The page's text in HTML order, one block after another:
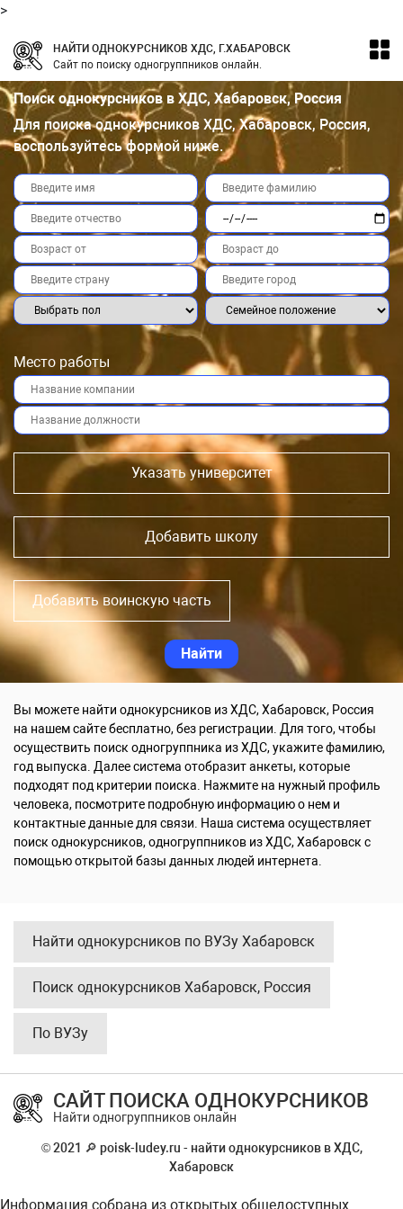
>
НАЙТИ ОДНОКУРСНИКОВ ХДС, Г.ХАБАРОВСК
Сайт по поиску одногруппников онлайн.
Поиск однокурсников в ХДС, Хабаровск, Россия
Для поиска однокурсников ХДС, Хабаровск, Россия,
воспользуйтесь формой ниже.
Место работы
Указать университет
Добавить школу
Добавить воинскую часть
Вы можете найти однокурсников из ХДС, Хабаровск, Россия
на нашем сайте бесплатно, без регистрации. Для того, чтобы
осуществить поиск одногруппника из ХДС, укажите фамилию,
год выпуска. Далее система отобразит анкеты, которые
подходят под критерии поиска. Нажмите на нужный профиль
человека, посмотрите подробную информацию о нем и
контактные данные для связи. Наша система осуществляет
поиск однокурсников, одногруппников из ХДС, Хабаровск с
помощью открытой базы данных людей интернета.
Найти однокурсников по ВУЗу Хабаровск
Поиск однокурсников Хабаровск, Россия
По ВУЗу
САЙТ ПОИСКА ОДНОКУРСНИКОВ
Найти одногруппников онлайн
© 2021 🔎 poisk-ludey.ru - найти однокурсников в ХДС,
Хабаровск
Информация собрана из открытых общедоступных